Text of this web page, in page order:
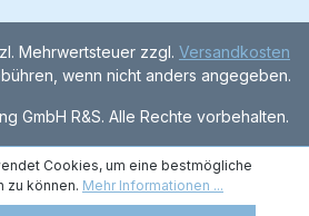
Mehrwertsteuer zzgl. Versandkosten
wenn nicht anders angegeben.
GmbH R&S. Alle Rechte vorbehalten.
Cookies, um eine bestmögliche
zu können. Mehr Informationen ...